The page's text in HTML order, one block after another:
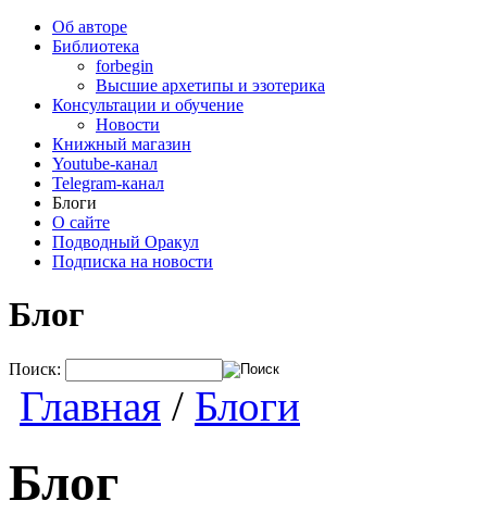
Об авторе
Библиотека
forbegin
Высшие архетипы и эзотерика
Консультации и обучение
Новости
Книжный магазин
Youtube-канал
Telegram-канал
Блоги
О сайте
Подводный Оракул
Подписка на новости
Блог
Поиск:
Главная / Блоги
Блог